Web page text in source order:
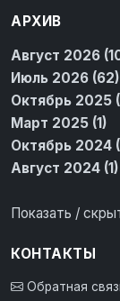
АРХИВ
Август 2026
Июль 2026 (62)
Октябрь 2025
Март 2025 (1)
Октябрь 2024
Август 2024 (1)
Показать /
КОНТАКТЫ
Обратная